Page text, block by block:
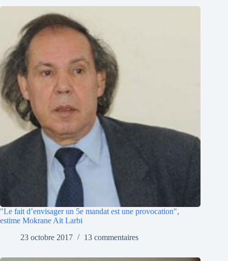
"Le fait d’envisager un 5e mandat est une provocation",
estime Mokrane Ait Larbi
23 octobre 2017
13 commentaires